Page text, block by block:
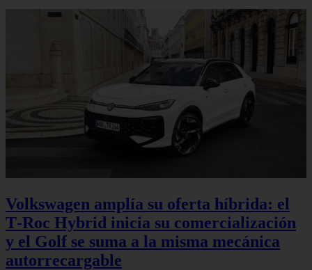
Volkswagen amplía su oferta híbrida: el
T‑Roc Hybrid inicia su comercialización
y el Golf se suma a la misma mecánica
autorrecargable